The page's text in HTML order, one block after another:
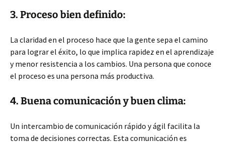
3. Proceso bien definido:
La claridad en el proceso hace que la gente sepa el camino
para lograr el éxito, lo que implica rapidez en el aprendizaje
y menor resistencia a los cambios. Una persona que conoce
el proceso es una persona más productiva.
4. Buena comunicación y buen clima:
Un intercambio de comunicación rápido y ágil facilita la
toma de decisiones correctas. Esta comunicación es